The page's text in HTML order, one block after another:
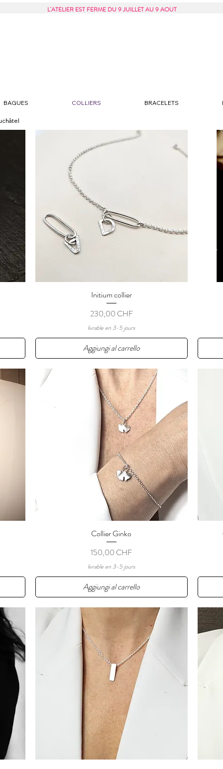
L'ATELIER EST FERME DU 9 JUILLET AU 9 AOUT
BAGUES COLLIERS BRACELETS
Vista rapida
Initium collier
Prezzo
230,00 CHF
livrable en 3-5 jours
Aggiungi al carrello
Vista rapida
Collier Ginko
Prezzo
150,00 CHF
livrable en 3-5 jours
Aggiungi al carrello